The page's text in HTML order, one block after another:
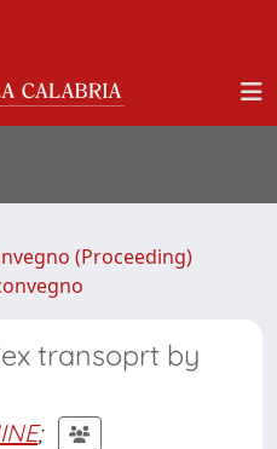
(Proceeding)
transoprt by
;